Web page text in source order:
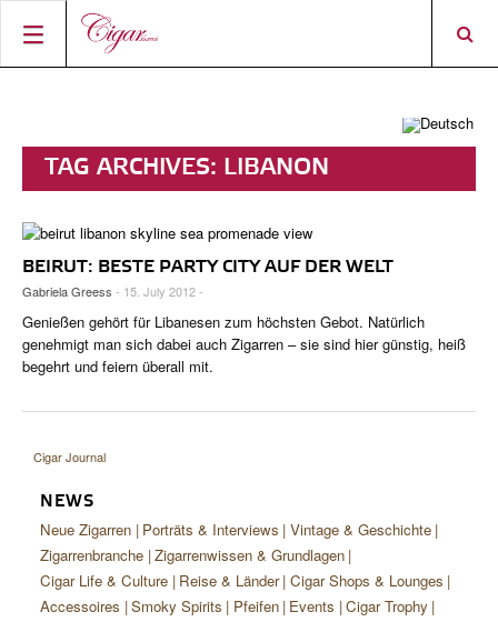
BEST BUY
CIGAR TROPHY
TOP 25 ZIGARREN
NEUHEITEN
SHOPS & LOUNGES
VINTAGE & GESCHICHTE
EVENTS
PORTRÄTS & INTERVIEWS
CIGAR LIFE & CULTURE
REISE & LÄNDER
ÜBER DAS MAGAZIN
AKTUELLE AUSGABE
AUTOREN
TASTINGPANEL
FRÜHERE AUSGABEN
CONNECT
SHOPS & LOUNGES
CIGAR SHOP FINDER
SHOP
DIGITAL JOURNAL
ACCOUNT
TAG ARCHIVES: LIBANON
BEIRUT: BESTE PARTY CITY AUF DER WELT
Gabriela Greess - 15. July 2012 -
Genießen gehört für Libanesen zum höchsten Gebot. Natürlich
genehmigt man sich dabei auch Zigarren – sie sind hier günstig, heiß
begehrt und feiern überall mit.
Cigar Journal
NEWS
Neue Zigarren Porträts & Interviews Vintage & Geschichte
Zigarrenbranche Zigarrenwissen & Grundlagen
Cigar Life & Culture Reise & Länder Cigar Shops & Lounges
Accessoires Smoky Spirits Pfeifen Events Cigar Trophy